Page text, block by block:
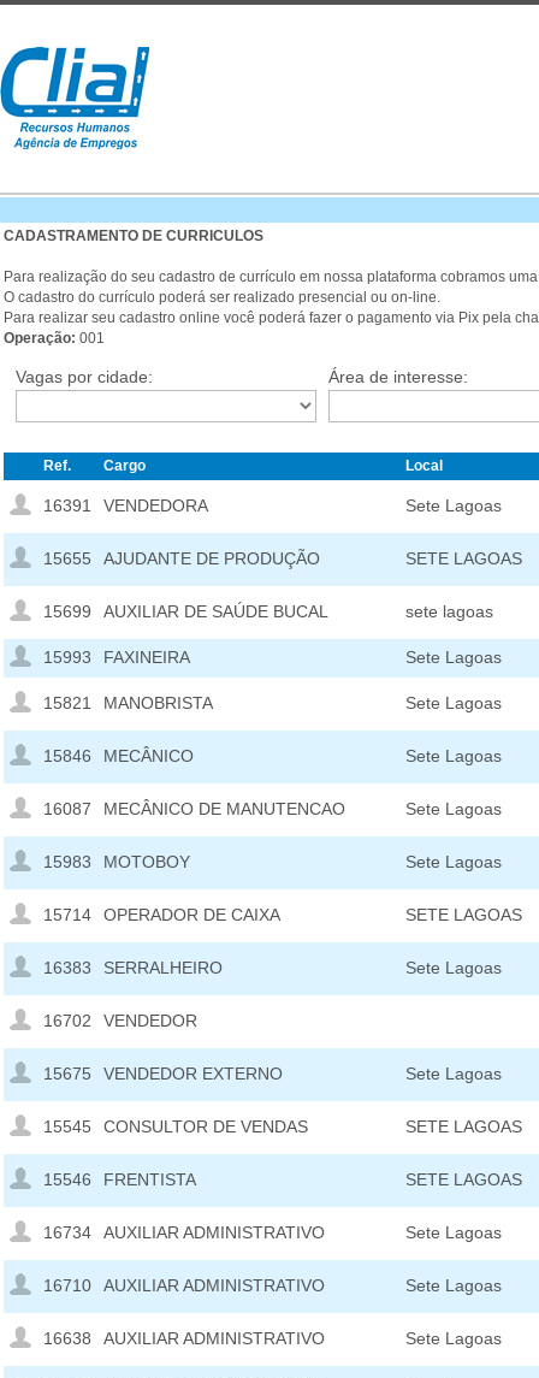
CADASTRAMENTO DE CURRICULOS
Para realização do seu cadastro de currículo em nossa plataforma cobramos
O cadastro do currículo poderá ser realizado presencial ou on-line.
Para realizar seu cadastro online você poderá fazer o pagamento via Pix pela
Operação: 001
Vagas por cidade: Área de interesse:
Ref. Cargo Local
16391 VENDEDORA Sete Lagoas
15655 AJUDANTE DE PRODUÇÃO SETE LAGOAS
15699 AUXILIAR DE SAÚDE BUCAL sete lagoas
15993 FAXINEIRA Sete Lagoas
15821 MANOBRISTA Sete Lagoas
15846 MECÂNICO Sete Lagoas
16087 MECÂNICO DE MANUTENCAO Sete Lagoas
15983 MOTOBOY Sete Lagoas
15714 OPERADOR DE CAIXA SETE LAGOAS
16383 SERRALHEIRO Sete Lagoas
16702 VENDEDOR
15675 VENDEDOR EXTERNO Sete Lagoas
15545 CONSULTOR DE VENDAS SETE LAGOAS
15546 FRENTISTA SETE LAGOAS
16734 AUXILIAR ADMINISTRATIVO Sete Lagoas
16710 AUXILIAR ADMINISTRATIVO Sete Lagoas
16638 AUXILIAR ADMINISTRATIVO Sete Lagoas